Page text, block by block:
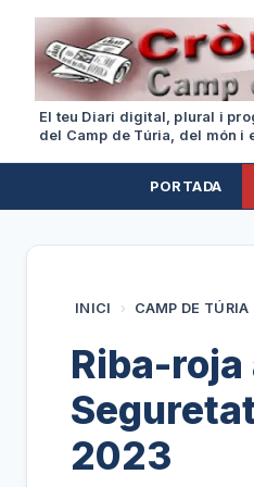
El teu Diari digital, plural i
del Camp de Túria, del món i
PORTADA
INICI › CAMP DE TÚRIA
Riba-
2023